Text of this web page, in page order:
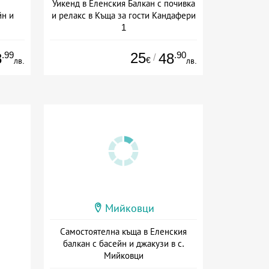
и
.99
лв.
Уикенд в Еленския Балкан с почивка
и релакс в Къща за гости Кандафери
1
25€ / 48.90
лв.
Мийковци
Самостоятелна къща в Еленския
балкан с басейн и джакузи в с.
Мийковци